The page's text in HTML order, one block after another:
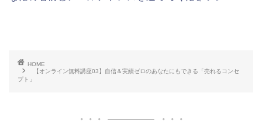
HOME
【オンライン無料講座03】自信＆実績ゼロのあなたにもできる「売れるコンセ
プト」